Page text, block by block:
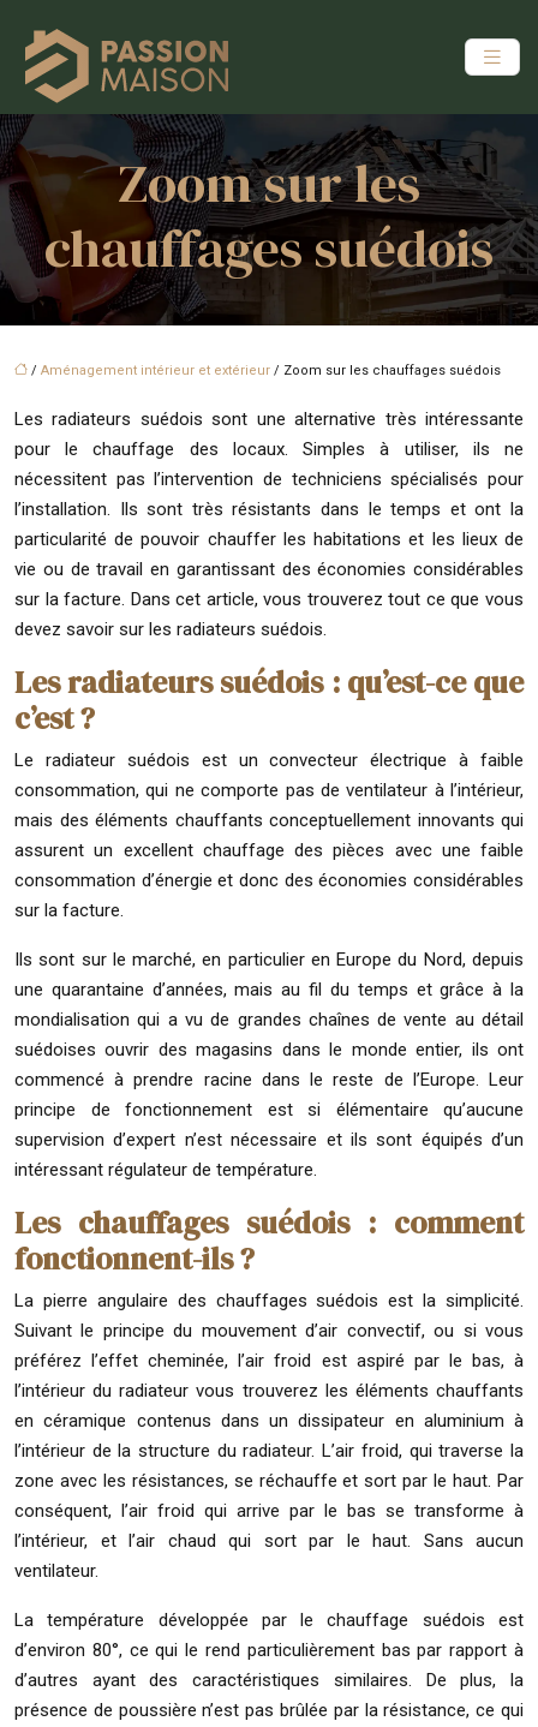
Zoom sur les
chauffages suédois
/ Aménagement intérieur et extérieur / Zoom sur les chauffages suédois
Les radiateurs suédois sont une alternative très intéressante
pour le chauffage des locaux. Simples à utiliser, ils ne
nécessitent pas l’intervention de techniciens spécialisés pour
l’installation. Ils sont très résistants dans le temps et ont la
particularité de pouvoir chauffer les habitations et les lieux de
vie ou de travail en garantissant des économies considérables
sur la facture. Dans cet article, vous trouverez tout ce que vous
devez savoir sur les radiateurs suédois.
Les radiateurs suédois : qu’est-ce que
c’est ?
Le radiateur suédois est un convecteur électrique à faible
consommation, qui ne comporte pas de ventilateur à l’intérieur,
mais des éléments chauffants conceptuellement innovants qui
assurent un excellent chauffage des pièces avec une faible
consommation d’énergie et donc des économies considérables
sur la facture.
Ils sont sur le marché, en particulier en Europe du Nord, depuis
une quarantaine d’années, mais au fil du temps et grâce à la
mondialisation qui a vu de grandes chaînes de vente au détail
suédoises ouvrir des magasins dans le monde entier, ils ont
commencé à prendre racine dans le reste de l’Europe. Leur
principe de fonctionnement est si élémentaire qu’aucune
supervision d’expert n’est nécessaire et ils sont équipés d’un
intéressant régulateur de température.
Les chauffages suédois : comment
fonctionnent-ils ?
La pierre angulaire des chauffages suédois est la simplicité.
Suivant le principe du mouvement d’air convectif, ou si vous
préférez l’effet cheminée, l’air froid est aspiré par le bas, à
l’intérieur du radiateur vous trouverez les éléments chauffants
en céramique contenus dans un dissipateur en aluminium à
l’intérieur de la structure du radiateur. L’air froid, qui traverse la
zone avec les résistances, se réchauffe et sort par le haut. Par
conséquent, l’air froid qui arrive par le bas se transforme à
l’intérieur, et l’air chaud qui sort par le haut. Sans aucun
ventilateur.
La température développée par le chauffage suédois est
d’environ 80°, ce qui le rend particulièrement bas par rapport à
d’autres ayant des caractéristiques similaires. De plus, la
présence de poussière n’est pas brûlée par la résistance, ce qui